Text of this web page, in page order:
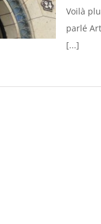
Voilà
parlé
[...]